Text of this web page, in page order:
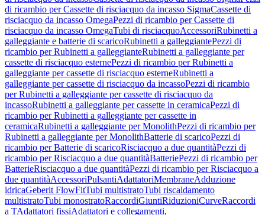
di ricambio per Cassette di risciacquo da incasso SigmaCassette di
risciacquo da incasso OmegaPezzi di ricambio per Cassette di
risciacquo da incasso OmegaTubi di risciacquoAccessoriRubinetti a
galleggiante e batterie di scaricoRubinetti a galleggiantePezzi di
ricambio per Rubinetti a galleggianteRubinetti a galleggiante per
cassette di risciacquo esternePezzi di ricambio per Rubinetti a
galleggiante per cassette di risciacquo esterneRubinetti a
galleggiante per cassette di risciacquo da incassoPezzi di ricambio
per Rubinetti a galleggiante per cassette di risciacquo da
incassoRubinetti a galleggiante per cassette in ceramicaPezzi di
ricambio per Rubinetti a galleggiante per cassette in
ceramicaRubinetti a galleggiante per MonolithPezzi di ricambio per
Rubinetti a galleggiante per MonolithBatterie di scaricoPezzi di
ricambio per Batterie di scaricoRisciacquo a due quantitàPezzi di
ricambio per Risciacquo a due quantitàBatteriePezzi di ricambio per
BatterieRisciacquo a due quantitàPezzi di ricambio per Risciacquo a
due quantitàAccessoriPulsantiAdattatoriMembraneAdduzione
idricaGeberit FlowFitTubi multistratoTubi riscaldamento
multistratoTubi monostratoRaccordiGiuntiRiduzioniCurveRaccordi
a TAdattatori fissiAdattatori e collegamenti,